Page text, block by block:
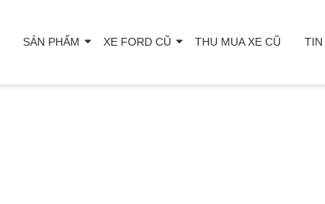
SẢN PHẨM XE FORD CŨ THU MUA XE CŨ